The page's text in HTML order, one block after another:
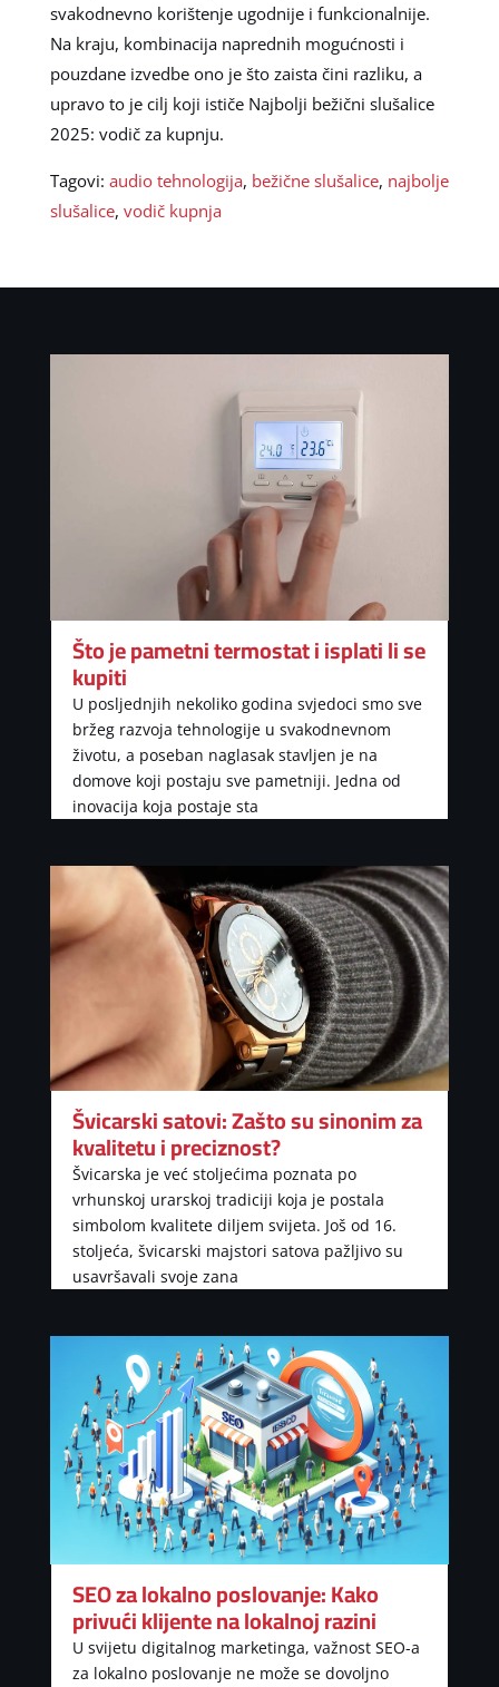
svakodnevno korištenje ugodnije i funkcionalnije.
Na kraju, kombinacija naprednih mogućnosti i
pouzdane izvedbe ono je što zaista čini razliku, a
upravo to je cilj koji ističe Najbolji bežični slušalice
2025: vodič za kupnju.
Tagovi: audio tehnologija, bežične slušalice, najbolje
slušalice, vodič kupnja
Što je pametni termostat i isplati li se
kupiti
U posljednjih nekoliko godina svjedoci smo sve
bržeg razvoja tehnologije u svakodnevnom
životu, a poseban naglasak stavljen je na
domove koji postaju sve pametniji. Jedna od
inovacija koja postaje sta
Švicarski satovi: Zašto su sinonim za
kvalitetu i preciznost?
Švicarska je već stoljećima poznata po
vrhunskoj urarskoj tradiciji koja je postala
simbolom kvalitete diljem svijeta. Još od 16.
stoljeća, švicarski majstori satova pažljivo su
usavršavali svoje zana
SEO za lokalno poslovanje: Kako
privući klijente na lokalnoj razini
U svijetu digitalnog marketinga, važnost SEO-a
za lokalno poslovanje ne može se dovoljno